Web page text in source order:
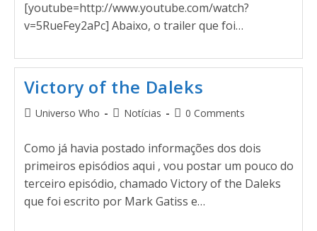
[youtube=http://www.youtube.com/watch?
v=5RueFey2aPc] Abaixo, o trailer que foi…
Victory of the Daleks
Universo Who Notícias 0 Comments
Como já havia postado informações dos dois
primeiros episódios aqui , vou postar um pouco do
terceiro episódio, chamado Victory of the Daleks
que foi escrito por Mark Gatiss e…